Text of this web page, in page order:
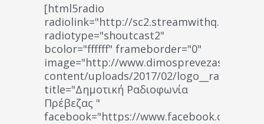
[html5radio
radiolink="http://
radiotype="shoutcast2"
bcolor="ffffff" frameborder="0"
image="http://www.dimosprevezas.gr/wp-
content/uploads/2017/02/
title="Δημοτική Ραδιοφωνία
Πρέβεζας "
facebook="https://www.facebook.com/